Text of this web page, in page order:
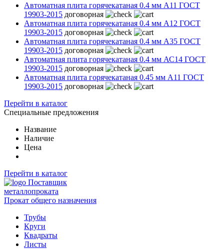
Автоматная плита горячекатаная 0.4 мм А11 ГОСТ
19903-2015 договорная
Автоматная плита горячекатаная 0.4 мм А12 ГОСТ
19903-2015 договорная
Автоматная плита горячекатаная 0.4 мм А35 ГОСТ
19903-2015 договорная
Автоматная плита горячекатаная 0.4 мм АС14 ГОСТ
19903-2015 договорная
Автоматная плита горячекатаная 0.45 мм А11 ГОСТ
19903-2015 договорная
Перейти в каталог
Специальные предложения
Название
Наличие
Цена
Перейти в каталог
Поставщик
металлопроката
Прокат общего назначения
Трубы
Круги
Квадраты
Листы